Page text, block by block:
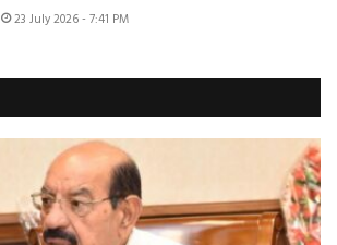
23 July 2026 - 7:41 PM